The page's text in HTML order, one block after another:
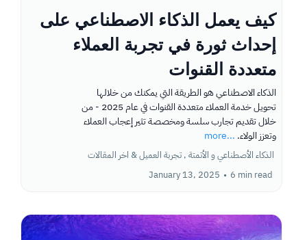
كيف يعمل الذكاء الاصطناعي على
إحداث ثورة في تجربة العملاء
متعددة القنوات
الذكاء الاصطناعي هو الطريقة التي يمكنك من خلالها
تحويل خدمة العملاء متعددة القنوات في عام 2025 - من
خلال تقديم تجارب سلسة ومخصصة تثير إعجاب العملاء
وتعزز الولاء. ...more
الذكاء الأصطناعي و الأتمتة , تجربة العميل & اخر المقالات
January 13, 2025 • 6 min read